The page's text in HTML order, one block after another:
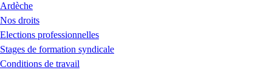
Ardèche
Nos droits
Elections professionnelles
Stages de formation syndicale
Conditions de travail